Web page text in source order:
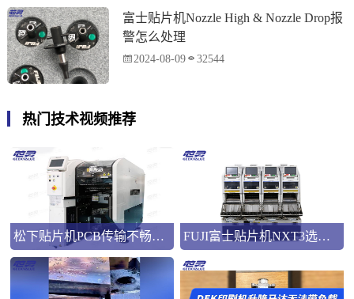
富士贴片机Nozzle High & Nozzle Drop报
警怎么处理
2024-08-09 32544
热门技术视频推荐
松下贴片机PCB传输不畅的原因与处理方法 FUJI富士贴片机NXT3选M3 III还是M6三代机？看完这篇告别纠结！